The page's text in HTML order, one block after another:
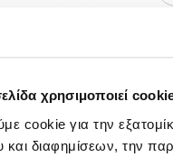
χρησιμοποιεί
cookie για την
και διαφημίσεων, την